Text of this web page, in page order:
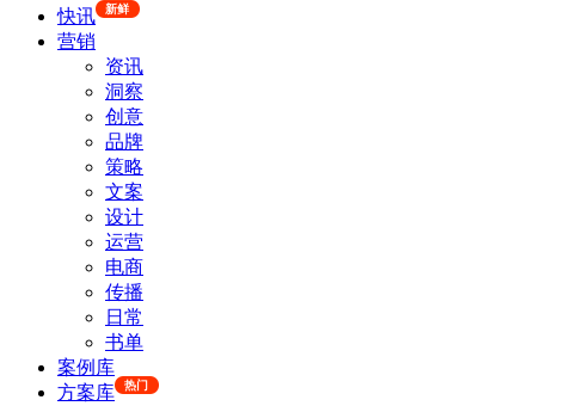
快讯 新鲜
营销
资讯
洞察
创意
品牌
策略
文案
设计
运营
电商
传播
日常
书单
案例库
方案库
热门